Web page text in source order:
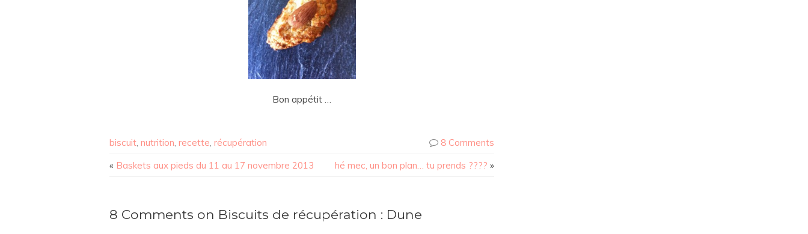
Bon appétit …
biscuit nutrition recette récupération
8 Comments
« Baskets aux pieds du 11 au 17 novembre 2013 hé mec, un bon plan… tu prends ???? »
8 Comments on Biscuits de récupération : Dune